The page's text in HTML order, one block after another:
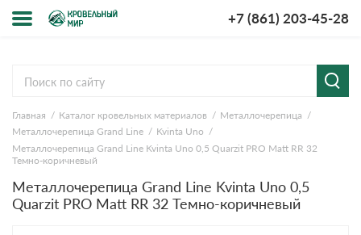
+7 (861) 203-45-28
компании
и оплата
ответы
Главная Каталог кровельных материалов
Металлочерепица
Металлочерепица Grand Line
Kvinta Uno
Металлочерепица Grand Line Kvinta Uno 0,5 Quarzit PRO Matt RR 32
Темно-коричневый
Металлочерепица Grand Line Kvinta Uno 0,5
Quarzit PRO Matt RR 32 Темно-коричневый